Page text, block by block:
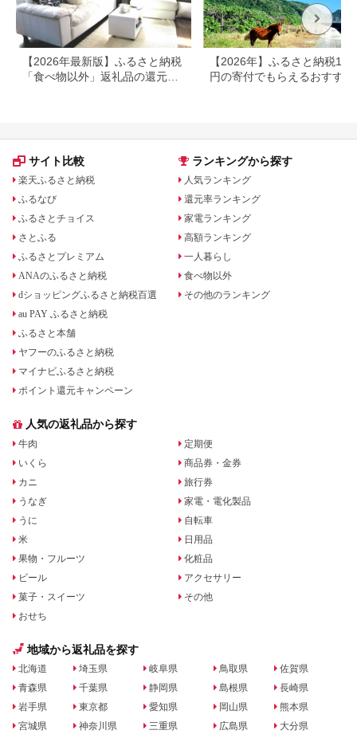
【2026年最新版】ふるさと納税
「食べ物以外」返礼品の還元率
【2026年】ふるさと納税
円の寄付でもらえるおすすめ
サイト比較
楽天ふるさと納税
ふるなび
ふるさとチョイス
さとふる
ふるさとプレミアム
ANAのふるさと納税
dショッピングふるさと納税百選
au PAY ふるさと納税
ふるさと本舗
ヤフーのふるさと納税
マイナビふるさと納税
ポイント還元キャンペーン
ランキングから探す
人気ランキング
還元率ランキング
家電ランキング
高額ランキング
一人暮らし
食べ物以外
その他のランキング
人気の返礼品から探す
牛肉
いくら
カニ
うなぎ
うに
米
果物・フルーツ
ビール
菓子・スイーツ
おせち
定期便
商品券・金券
旅行券
家電・電化製品
自転車
日用品
化粧品
アクセサリー
その他
地域から返礼品を探す
北海道
青森県
岩手県
宮城県
埼玉県
千葉県
東京都
神奈川県
岐阜県
静岡県
愛知県
三重県
鳥取県
島根県
岡山県
広島県
佐賀県
長崎県
熊本県
大分県